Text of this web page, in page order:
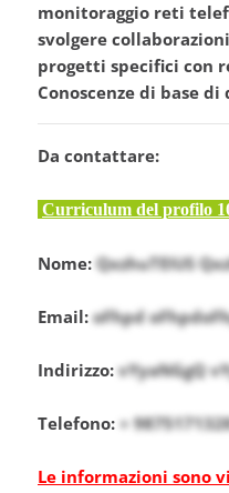
monitoraggio reti
svolgere
progetti specifici con
Conoscenze di base
Da contattare:
Curriculum del profilo
Nome:QxzhuTEIUS
Email:oFhpd
Indirizzo:vYyaNGgQ
Telefono: +
Le informazioni sono